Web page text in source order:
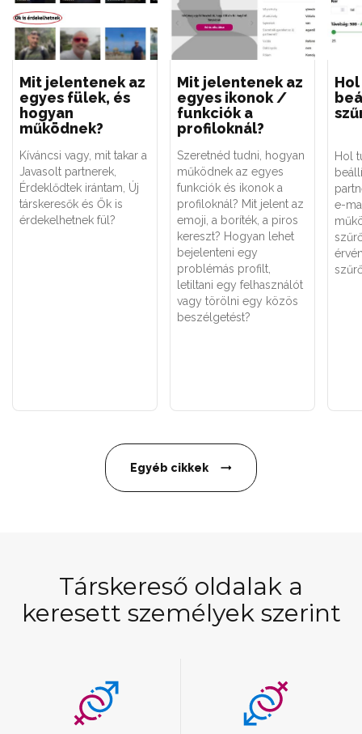
Mit jelentenek az
egyes fülek, és
hogyan
működnek?
Kíváncsi vagy, mit takar a
Javasolt partnerek,
Érdeklődtek irántam, Új
társkeresők és Ők is
érdekelhetnek fül?
Mit jelentenek az
egyes ikonok /
funkciók a
profiloknál?
Szeretnéd tudni, hogyan
működnek az egyes
funkciók és ikonok a
profiloknál? Mit jelent az
emoji, a boríték, a piros
kereszt? Hogyan lehet
bejelenteni egy
problémás profilt,
letiltani egy felhasználót
vagy törölni egy közös
beszélgetést?
Hol
e-
Egyéb cikkek
Társkereső oldalak a
keresett személyek szerint